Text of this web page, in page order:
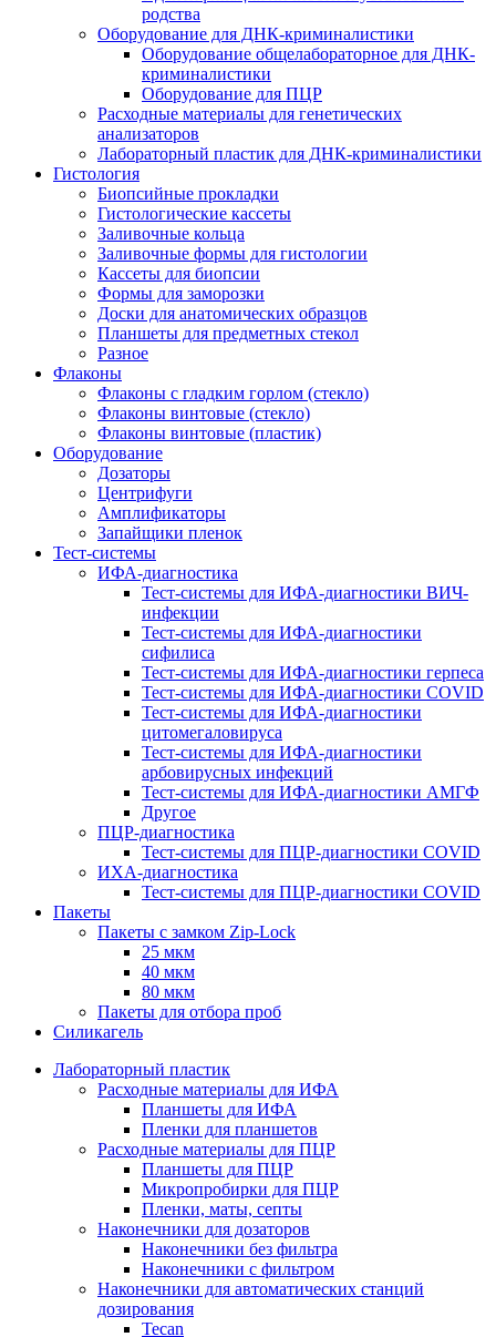
родства
Оборудование для ДНК-криминалистики
Оборудование общелабораторное для ДНК-
криминалистики
Оборудование для ПЦР
Расходные материалы для генетических
анализаторов
Лабораторный пластик для ДНК-криминалистики
Гистология
Биопсийные прокладки
Гистологические кассеты
Заливочные кольца
Заливочные формы для гистологии
Кассеты для биопсии
Формы для заморозки
Доски для анатомических образцов
Планшеты для предметных стекол
Разное
Флаконы
Флаконы с гладким горлом (стекло)
Флаконы винтовые (стекло)
Флаконы винтовые (пластик)
Оборудование
Дозаторы
Центрифуги
Амплификаторы
Запайщики пленок
Тест-системы
ИФА-диагностика
Тест-системы для ИФА-диагностики ВИЧ-
инфекции
Тест-системы для ИФА-диагностики
сифилиса
Тест-системы для ИФА-диагностики герпеса
Тест-системы для ИФА-диагностики COVID
Тест-системы для ИФА-диагностики
цитомегаловируса
Тест-системы для ИФА-диагностики
арбовирусных инфекций
Тест-системы для ИФА-диагностики АМГФ
Другое
ПЦР-диагностика
Тест-системы для ПЦР-диагностики COVID
ИХА-диагностика
Тест-системы для ПЦР-диагностики COVID
Пакеты
Пакеты с замком Zip-Lock
25 мкм
40 мкм
80 мкм
Пакеты для отбора проб
Силикагель
Лабораторный пластик
Расходные материалы для ИФА
Планшеты для ИФА
Пленки для планшетов
Расходные материалы для ПЦР
Планшеты для ПЦР
Микропробирки для ПЦР
Пленки, маты, септы
Наконечники для дозаторов
Наконечники без фильтра
Наконечники с фильтром
Наконечники для автоматических станций
дозирования
Tecan